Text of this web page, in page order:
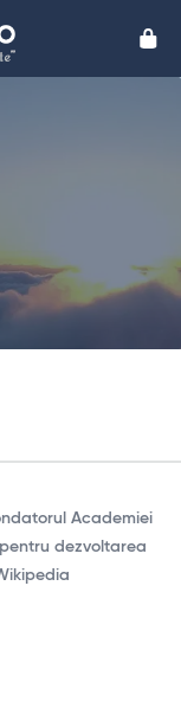
Academiei
dezvoltarea